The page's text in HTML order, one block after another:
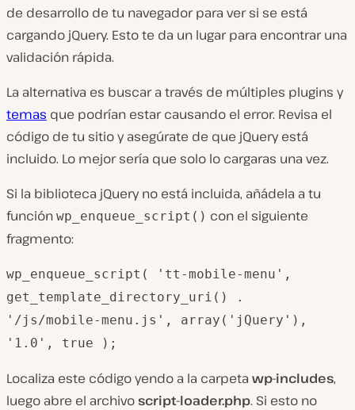
de desarrollo de tu navegador para ver si se está
cargando jQuery. Esto te da un lugar para encontrar una
validación rápida.
La alternativa es buscar a través de múltiples plugins y
temas que podrían estar causando el error. Revisa el
código de tu sitio y asegúrate de que jQuery está
incluido. Lo mejor sería que solo lo cargaras una vez.
Si la biblioteca jQuery no está incluida, añádela a tu
función wp_enqueue_script() con el siguiente
fragmento:
wp_enqueue_script( 'tt-mobile-menu',
get_template_directory_uri() .
'/js/mobile-menu.js', array('jQuery'),
'1.0', true );
Localiza este código yendo a la carpeta wp-includes,
luego abre el archivoscript-loader.php. Si esto no